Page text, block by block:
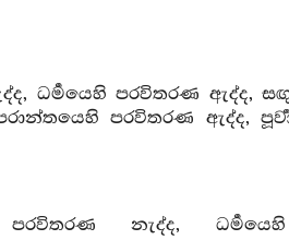
ධර්‍මයෙහි පරවිතරණ ඇද්ද,
පරවිතරණ ඇද්ද,
නැද්ද,